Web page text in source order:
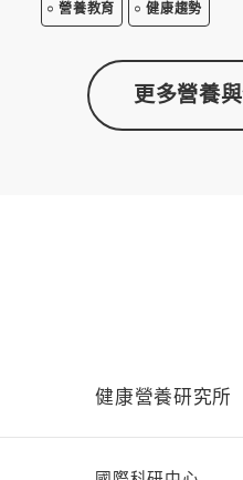
營養教育 健康趨勢
更多營養
健康營養研究所